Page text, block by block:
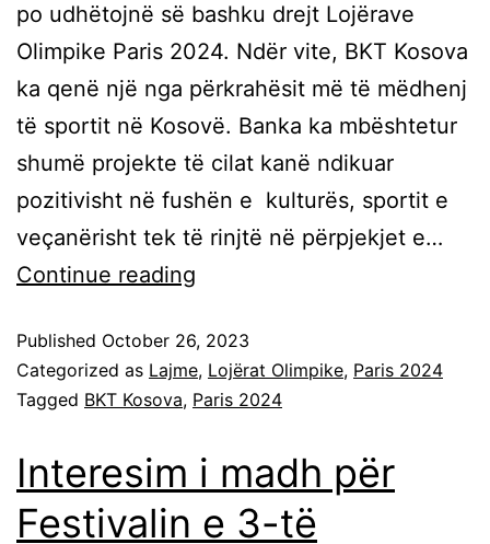
po udhëtojnë së bashku drejt Lojërave
Olimpike Paris 2024. Ndër vite, BKT Kosova
ka qenë një nga përkrahësit më të mëdhenj
të sportit në Kosovë. Banka ka mbështetur
shumë projekte të cilat kanë ndikuar
pozitivisht në fushën e kulturës, sportit e
veçanërisht tek të rinjtë në përpjekjet e…
Continue reading
Published October 26, 2023
Categorized as Lajme, Lojërat Olimpike, Paris 2024
Tagged BKT Kosova, Paris 2024
Interesim i madh për
Festivalin e 3-të